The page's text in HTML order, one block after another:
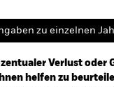
zu einzelnen
Verlust oder
helfen zu